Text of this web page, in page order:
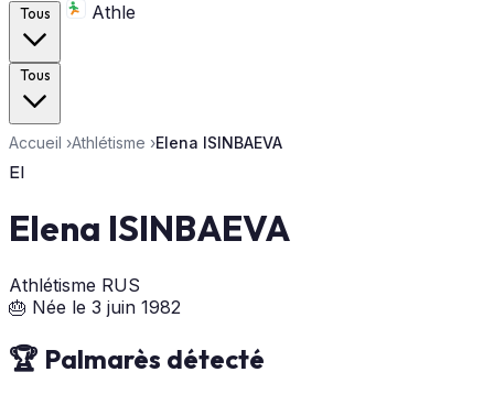
Tous Athle
Tous
Accueil ›Athlétisme ›Elena ISINBAEVA
EI
Elena ISINBAEVA
Athlétisme RUS
🎂 Née le 3 juin 1982
🏆 Palmarès détecté